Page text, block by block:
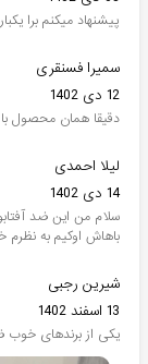
پیشنهاد میکنم برا
سمیرا فسنقری
12 دی 1402
دقیقا همان محصول با
لیلا احمدی
14 دی 1402
سلام من این ضد
باهاش اوکیم به
شیرین رجبی
13 اسفند 1402
یکی از برندهای